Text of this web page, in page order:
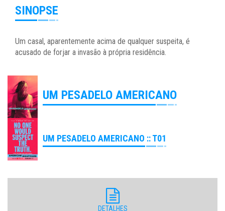
SINOPSE
Um casal, aparentemente acima de qualquer suspeita, é
acusado de forjar a invasão à própria residência.
UM PESADELO AMERICANO
UM PESADELO AMERICANO :: T01
DETALHES